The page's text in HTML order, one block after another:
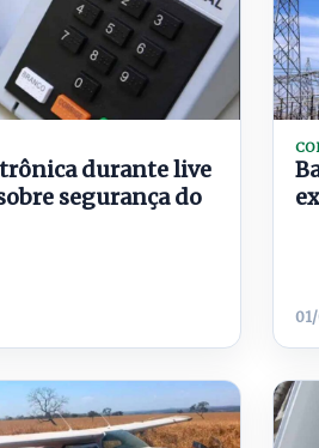
durante live
segurança do